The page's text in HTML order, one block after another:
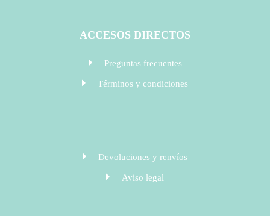
ACCESOS DIRECTOS
Preguntas frecuentes
Términos y condiciones
Devoluciones y renvíos
Aviso legal